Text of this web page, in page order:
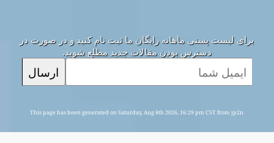
برای لیست پستی ماهانه رایگان ما ثبت نام کنید و در صورت در
دسترس بودن مقالات جدید مطلع شوید.
ارسال
This page has been generated on Saturday, Aug 8th 2026, 16:29 pm CST from jp2n